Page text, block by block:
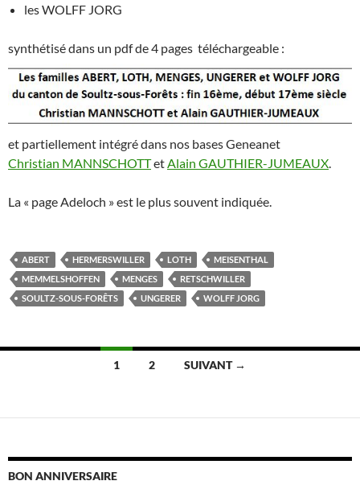
les WOLFF JORG
synthétisé dans un pdf de 4 pages téléchargeable :
et partiellement intégré dans nos bases Geneanet
Christian MANNSCHOTTetAlain GAUTHIER-JUMEAUX.
La « page Adeloch » est le plus souvent indiquée.
ABERT HERMERSWILLER LOTH
MEISENTHAL
MEMMELSHOFFEN
MENGES
RETSCHWILLER
SOULTZ-SOUS-FORÊTS
UNGERER WOLFF JORG
articles
1 2 SUIVANT →
BON ANNIVERSAIRE